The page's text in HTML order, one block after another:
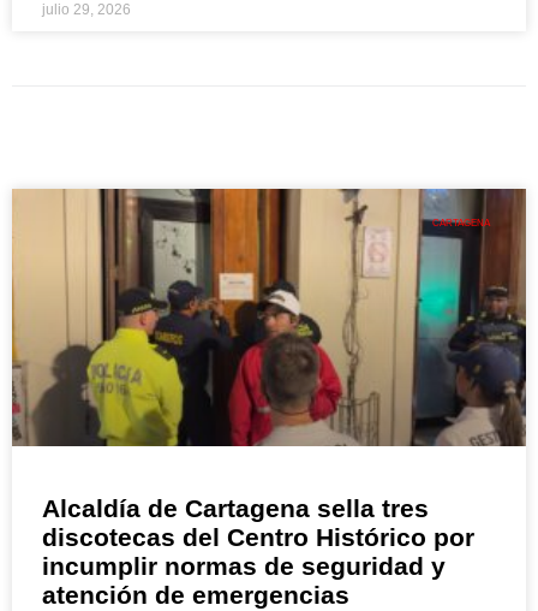
julio 29, 2026
CARTAGENA
Alcaldía de Cartagena sella tres
discotecas del Centro Histórico por
incumplir normas de seguridad y
atención de emergencias